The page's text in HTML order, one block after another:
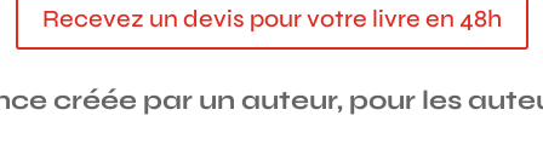
Recevez un devis pour votre livre en 48h
créée par un auteur, pour les